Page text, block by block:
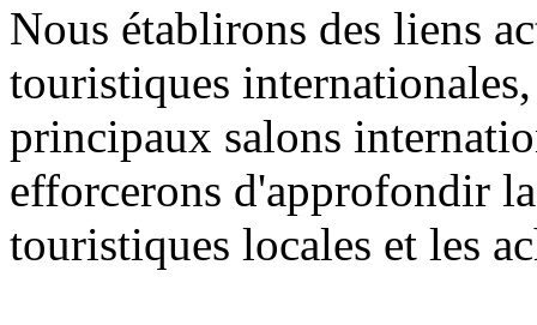
Nous établirons des liens
touristiques
principaux salons
efforcerons d'approfondir
touristiques locales et les